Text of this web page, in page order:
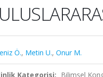
Ö., Metin U., Onur M.
Kategorisi: Bilimsel